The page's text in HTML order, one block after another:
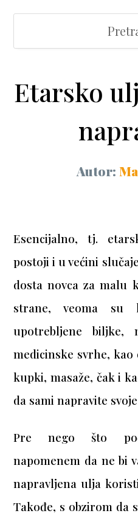
Etarsko
Autor:
Esencijalno, tj.
postoji i u većini
dosta novca za malu
strane, veoma su
upotrebljene
medicinske svrhe, kao
kupki, masaže, čak i
da sami napravite
Pre nego što
napomenem da ne bi
napravljena ulja
Takođe, s obzirom da